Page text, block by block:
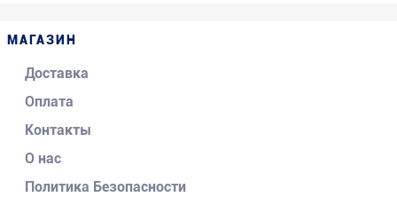
МАГАЗИН
Доставка
Оплата
Контакты
О нас
Политика Безопасности